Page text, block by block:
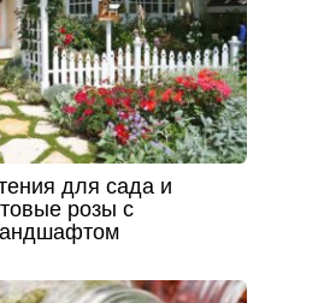
для сада и
розы с